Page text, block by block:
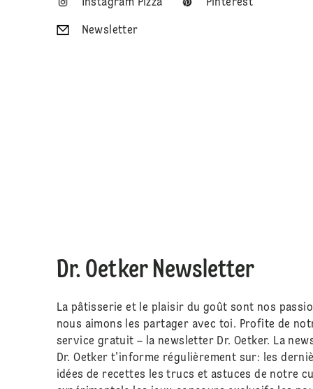
Instagram Pizza Pinterest
Newsletter
Dr. Oetker Newsletter
La pâtisserie et le plaisir du goût sont nos
nous aimons les partager avec toi. Profite de
service gratuit – la newsletter Dr. Oetker. La
Dr. Oetker t'informe régulièrement sur: les
idées de recettes les trucs et astuces de notre